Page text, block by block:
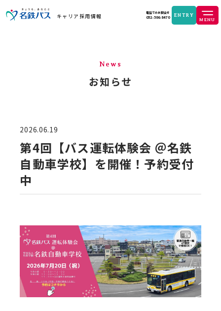
キャリア採用情報 電話でのお問合せ
052-586-8470 ENTRY
News
お知らせ
2026.06.19
第4回【バス運転体験会 ＠名鉄
自動車学校】を開催！予約受付
中